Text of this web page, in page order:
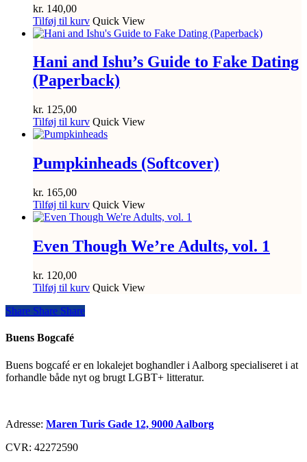
kr. 140,00
Tilføj til kurv Quick View
Hani and Ishu’s Guide to Fake Dating
(Paperback)
kr. 125,00
Tilføj til kurv Quick View
Pumpkinheads (Softcover)
kr. 165,00
Tilføj til kurv Quick View
Even Though We’re Adults, vol. 1
kr. 120,00
Tilføj til kurv Quick View
Share
Share Share Share
Buens Bogcafé
Buens bogcafé er en lokalejet boghandler i Aalborg specialiseret i at
forhandle både nyt og brugt LGBT+ litteratur.
Adresse: Maren Turis Gade 12, 9000 Aalborg
CVR: 42272590